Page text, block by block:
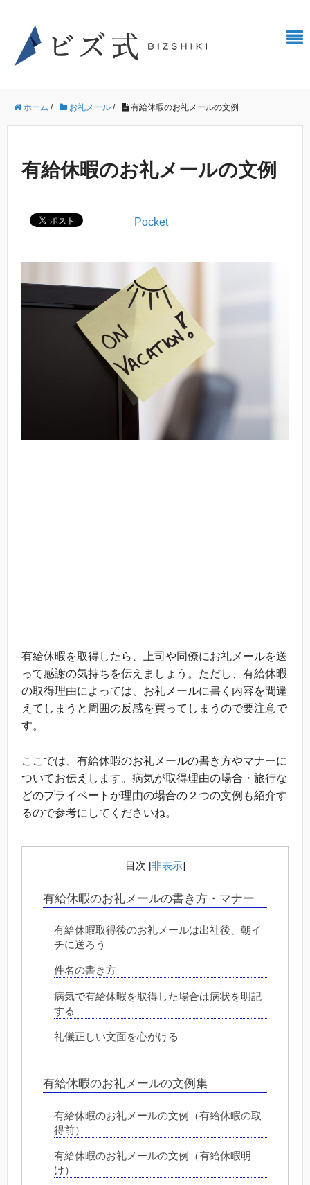
ホーム / お礼メール / 有給休暇のお礼メールの文例
有給休暇のお礼メールの文例
Pocket
有給休暇を取得したら、上司や同僚にお礼メールを送
って感謝の気持ちを伝えましょう。ただし、有給休暇
の取得理由によっては、お礼メールに書く内容を間違
えてしまうと周囲の反感を買ってしまうので要注意で
す。
ここでは、有給休暇のお礼メールの書き方やマナーに
ついてお伝えします。病気が取得理由の場合・旅行な
どのプライベートが理由の場合の２つの文例も紹介す
るので参考にしてくださいね。
目次 [非表示]
有給休暇のお礼メールの書き方・マナー
有給休暇取得後のお礼メールは出社後、朝イ
チに送ろう
件名の書き方
病気で有給休暇を取得した場合は病状を明記
する
礼儀正しい文面を心がける
有給休暇のお礼メールの文例集
有給休暇のお礼メールの文例（有給休暇の取
得前）
有給休暇のお礼メールの文例（有給休暇明
け）